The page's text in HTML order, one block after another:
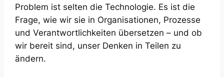
Problem ist selten die Technologie. Es ist die
Frage, wie wir sie in Organisationen, Prozesse
und Verantwortlichkeiten übersetzen – und ob
wir bereit sind, unser Denken in Teilen zu
ändern.